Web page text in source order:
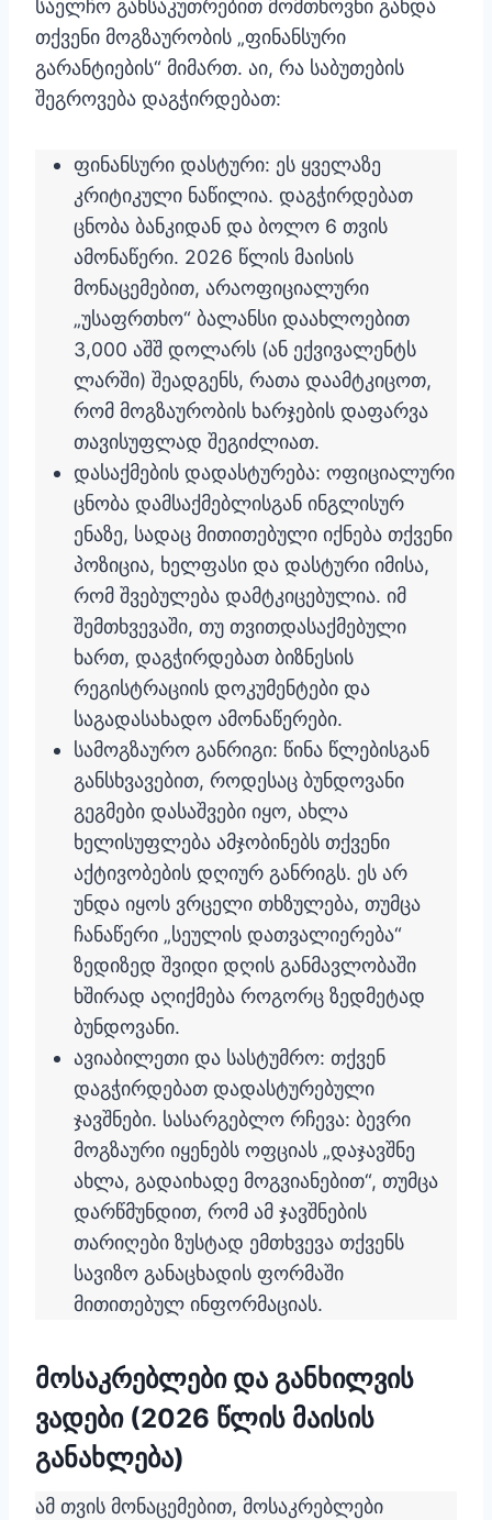
საელჩო განსაკუთრებით მომთხოვნი გახდა
თქვენი მოგზაურობის „ფინანსური
გარანტიების“ მიმართ. აი, რა საბუთების
შეგროვება დაგჭირდებათ:
ფინანსური დასტური: ეს ყველაზე
კრიტიკული ნაწილია. დაგჭირდებათ
ცნობა ბანკიდან და ბოლო 6 თვის
ამონაწერი. 2026 წლის მაისის
მონაცემებით, არაოფიციალური
„უსაფრთხო“ ბალანსი დაახლოებით
3,000 აშშ დოლარს (ან ექვივალენტს
ლარში) შეადგენს, რათა დაამტკიცოთ,
რომ მოგზაურობის ხარჯების დაფარვა
თავისუფლად შეგიძლიათ.
დასაქმების დადასტურება: ოფიციალური
ცნობა დამსაქმებლისგან ინგლისურ
ენაზე, სადაც მითითებული იქნება თქვენი
პოზიცია, ხელფასი და დასტური იმისა,
რომ შვებულება დამტკიცებულია. იმ
შემთხვევაში, თუ თვითდასაქმებული
ხართ, დაგჭირდებათ ბიზნესის
რეგისტრაციის დოკუმენტები და
საგადასახადო ამონაწერები.
სამოგზაურო განრიგი: წინა წლებისგან
განსხვავებით, როდესაც ბუნდოვანი
გეგმები დასაშვები იყო, ახლა
ხელისუფლება ამჯობინებს თქვენი
აქტივობების დღიურ განრიგს. ეს არ
უნდა იყოს ვრცელი თხზულება, თუმცა
ჩანაწერი „სეულის დათვალიერება“
ზედიზედ შვიდი დღის განმავლობაში
ხშირად აღიქმება როგორც ზედმეტად
ბუნდოვანი.
ავიაბილეთი და სასტუმრო: თქვენ
დაგჭირდებათ დადასტურებული
ჯავშნები. სასარგებლო რჩევა: ბევრი
მოგზაური იყენებს ოფციას „დაჯავშნე
ახლა, გადაიხადე მოგვიანებით“, თუმცა
დარწმუნდით, რომ ამ ჯავშნების
თარიღები ზუსტად ემთხვევა თქვენს
სავიზო განაცხადის ფორმაში
მითითებულ ინფორმაციას.
მოსაკრებლები და განხილვის
ვადები (2026 წლის მაისის
განახლება)
ამ თვის მონაცემებით, მოსაკრებლები